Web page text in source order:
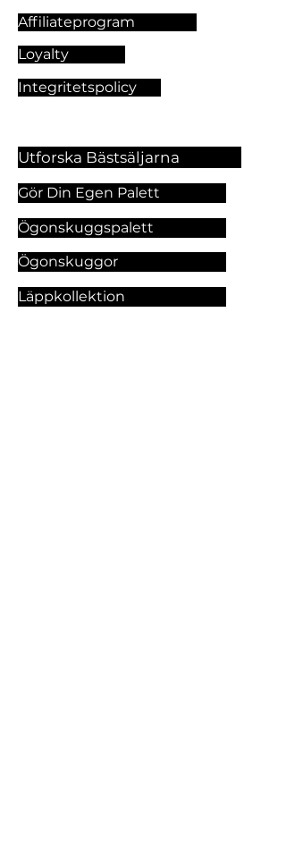
Affiliateprogram
Loyalty
Integritetspolicy
Utforska Bästsäljarna
Gör Din Egen Palett
Ögonskuggspalett
Ögonskuggor
Läppkollektion